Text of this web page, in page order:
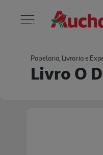
Papelaria, Livraria e
Livro O